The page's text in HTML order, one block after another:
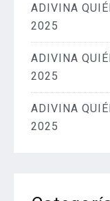
ADIVINA
2025
ADIVINA
2025
ADIVINA
2025